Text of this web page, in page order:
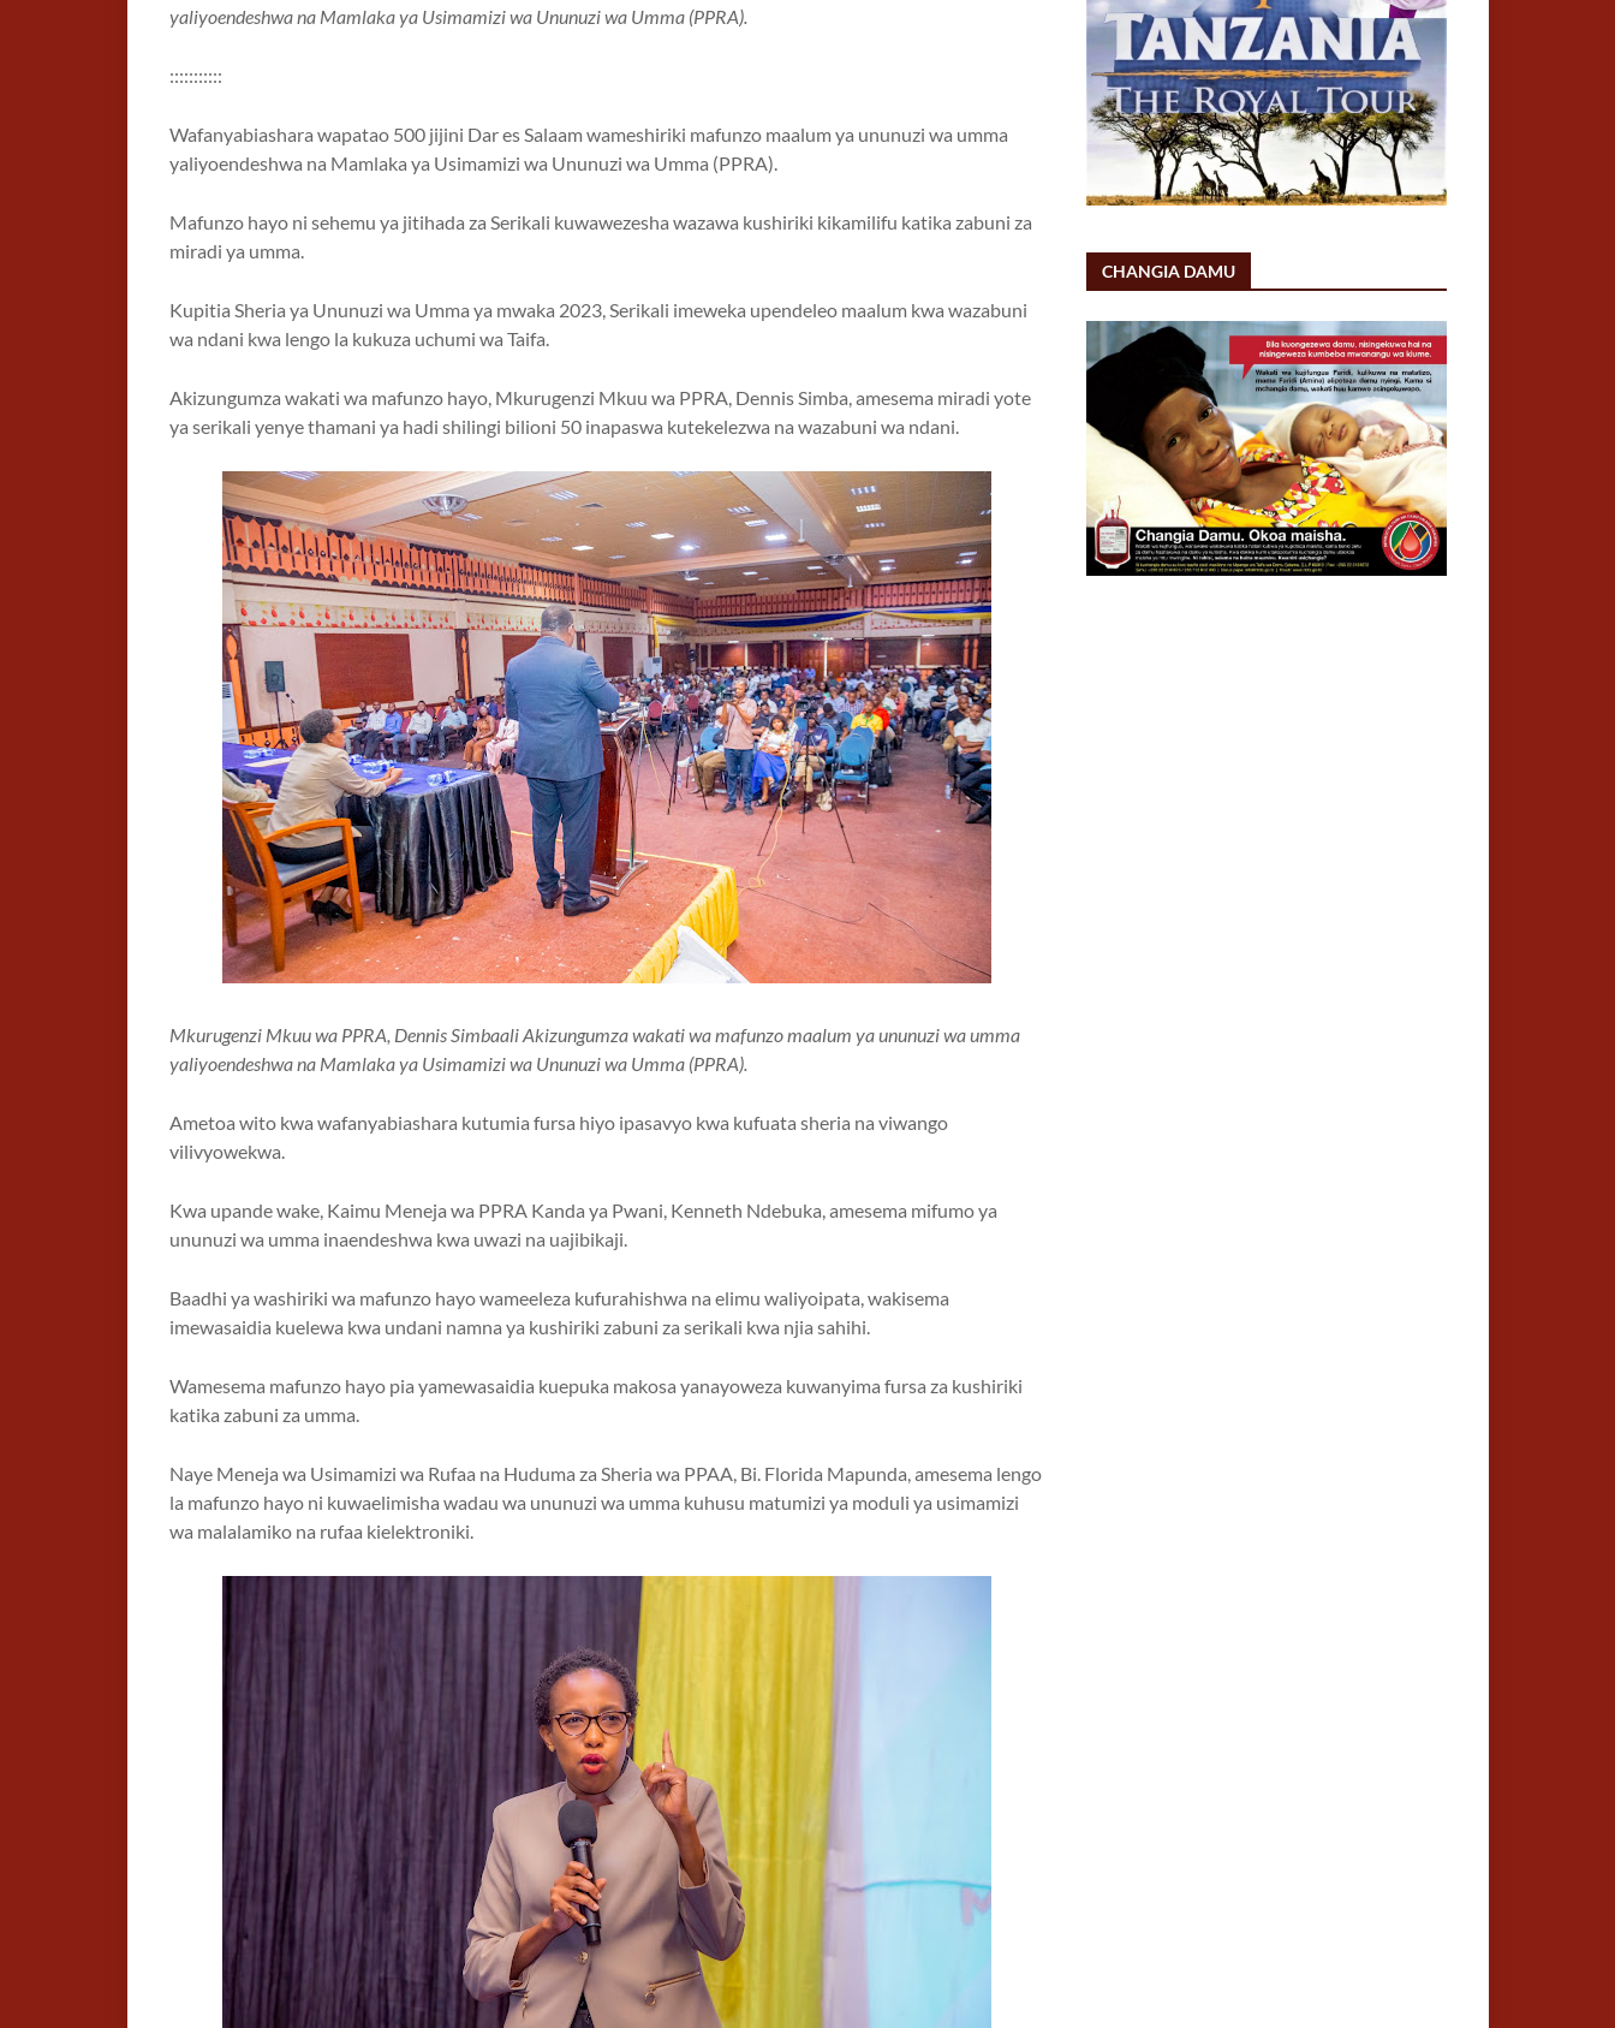
yaliyoendeshwa na Mamlaka ya Usimamizi wa Ununuzi wa Umma (PPRA).
:::::::::::
Wafanyabiashara wapatao 500 jijini Dar es Salaam wameshiriki mafunzo maalum ya ununuzi wa umma
yaliyoendeshwa na Mamlaka ya Usimamizi wa Ununuzi wa Umma (PPRA).
Mafunzo hayo ni sehemu ya jitihada za Serikali kuwawezesha wazawa kushiriki kikamilifu katika zabuni za
miradi ya umma.
Kupitia Sheria ya Ununuzi wa Umma ya mwaka 2023, Serikali imeweka upendeleo maalum kwa wazabuni
wa ndani kwa lengo la kukuza uchumi wa Taifa.
Akizungumza wakati wa mafunzo hayo, Mkurugenzi Mkuu wa PPRA, Dennis Simba, amesema miradi yote
ya serikali yenye thamani ya hadi shilingi bilioni 50 inapaswa kutekelezwa na wazabuni wa ndani.
Mkurugenzi Mkuu wa PPRA, Dennis Simbaali Akizungumza wakati wa mafunzo maalum ya ununuzi wa umma
yaliyoendeshwa na Mamlaka ya Usimamizi wa Ununuzi wa Umma (PPRA).
Ametoa wito kwa wafanyabiashara kutumia fursa hiyo ipasavyo kwa kufuata sheria na viwango
vilivyowekwa.
Kwa upande wake, Kaimu Meneja wa PPRA Kanda ya Pwani, Kenneth Ndebuka, amesema mifumo ya
ununuzi wa umma inaendeshwa kwa uwazi na uajibikaji.
Baadhi ya washiriki wa mafunzo hayo wameeleza kufurahishwa na elimu waliyoipata, wakisema
imewasaidia kuelewa kwa undani namna ya kushiriki zabuni za serikali kwa njia sahihi.
Wamesema mafunzo hayo pia yamewasaidia kuepuka makosa yanayoweza kuwanyima fursa za kushiriki
katika zabuni za umma.
Naye Meneja wa Usimamizi wa Rufaa na Huduma za Sheria wa PPAA, Bi. Florida Mapunda, amesema lengo
la mafunzo hayo ni kuwaelimisha wadau wa ununuzi wa umma kuhusu matumizi ya moduli ya usimamizi
wa malalamiko na rufaa kielektroniki.
CHANGIA DAMU